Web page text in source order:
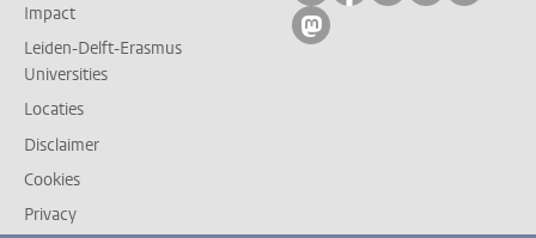
Impact
Leiden-Delft-Erasmus
Universities
Locaties
Disclaimer
Cookies
Privacy
Volg ons op mastodon